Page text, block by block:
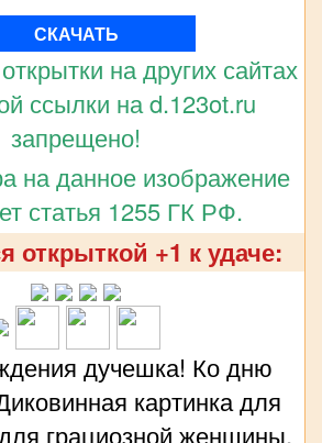
СКАЧАТЬ
на других сайтах
ссылки на d.123ot.ru
запрещено!
на данное изображение
статья 1255 ГК РФ.
открыткой +1 к удаче:
дучешка! Ко дню
картинка для
грациозной женщины,